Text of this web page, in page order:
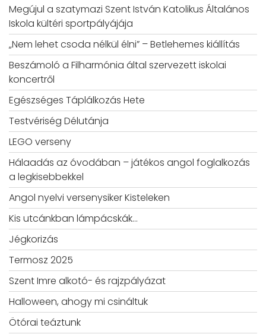
Megújul a szatymazi Szent István Katolikus Általános
Iskola kültéri sportpályájája
„Nem lehet csoda nélkül élni” – Betlehemes kiállítás
Beszámoló a Filharmónia által szervezett iskolai
koncertről
Egészséges Táplálkozás Hete
Testvériség Délutánja
LEGO verseny
Hálaadás az óvodában – játékos angol foglalkozás
a legkisebbekkel
Angol nyelvi versenysiker Kisteleken
Kis utcánkban lámpácskák…
Jégkorizás
Termosz 2025
Szent Imre alkotó- és rajzpályázat
Halloween, ahogy mi csináltuk
Ötórai teáztunk